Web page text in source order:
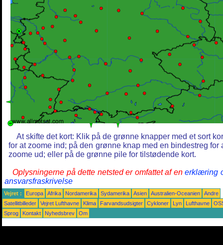
At skifte det kort: Klik på de grønne knapper med et sort
for at zoome ind; på den grønne knap med en bindestreg for
zoome ud; eller på de grønne pile for tilstødende kort.
Oplysningerne på dette netsted er omfattet af enerklæring
ansvarsfraskrivelse
Vejret : Europa Afrika Nordamerika Sydamerika Asien Australien-Oceanien
Andre
Satellitbilleder
Vejret Lufthavne Klima Farvandsudsigter Cykloner Lyn Lufthavne
Sprog
Kontakt Nyhedsbrev Om